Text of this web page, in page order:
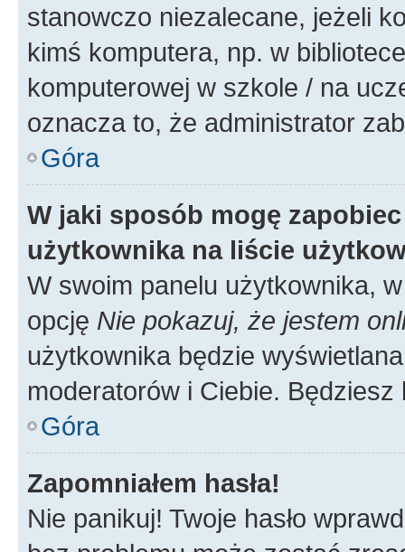
stanowczo niezalecane, jeżeli
kimś komputera, np. w
komputerowej w szkole / na
oznacza to, że administrator
Góra
W jaki sposób mogę
użytkownika na liście
W swoim panelu użytkownika,
opcję Nie pokazuj, że jestem
użytkownika będzie
moderatorów i Ciebie.
Góra
Zapomniałem hasła!
Nie panikuj! Twoje hasło